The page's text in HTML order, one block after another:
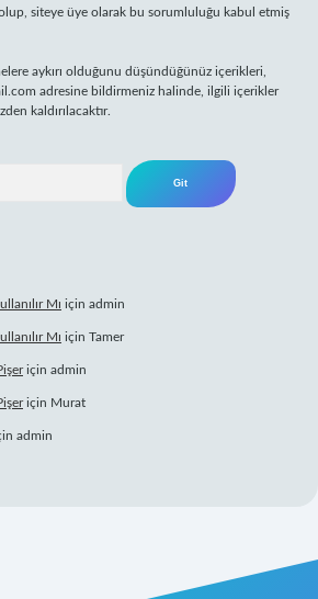
siteye üye olarak bu sorumluluğu kabul etmiş
aykırı olduğunu düşündüğünüz içerikleri,
adresine bildirmeniz halinde, ilgili içerikler
kaldırılacaktır.
Mı için admin
Mı için Tamer
için admin
için Murat
admin